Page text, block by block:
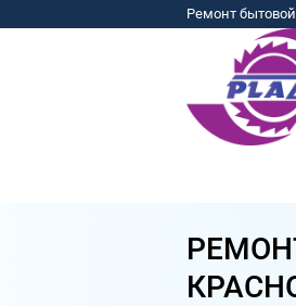
Ремонт бытовой